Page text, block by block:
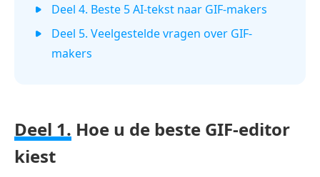
Deel 4. Beste 5 AI-tekst naar GIF-makers
Deel 5. Veelgestelde vragen over GIF-
makers
Deel 1. Hoe u de beste GIF-editor
kiest